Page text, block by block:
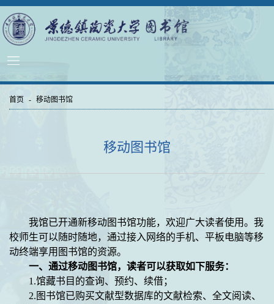
首页 - 移动图书馆
移动图书馆
我馆已开通新移动图书馆功能，欢迎广大读者使用。 我
校师生可以随时随地，通过接入网络的手机、平板电脑等移
动终端享用 图书馆的资源。
一、 通过移动图书馆， 读者可以获取如下服务：
1.馆藏书目的查询、预约、续借；
2. 图书馆已购买文献型数据库的文献检索、全文阅读、